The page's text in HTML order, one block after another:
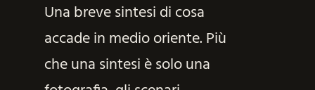
Una breve sintesi di cosa
accade in medio oriente. Più
che una sintesi è solo una